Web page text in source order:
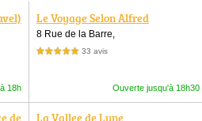
18h
Le Voyage Selon Alfred
8 Rue de la Barre,
5,0 étoiles sur 5 33 avis
Ouverte jusqu'à 18h30
de
La Vallee de Lune